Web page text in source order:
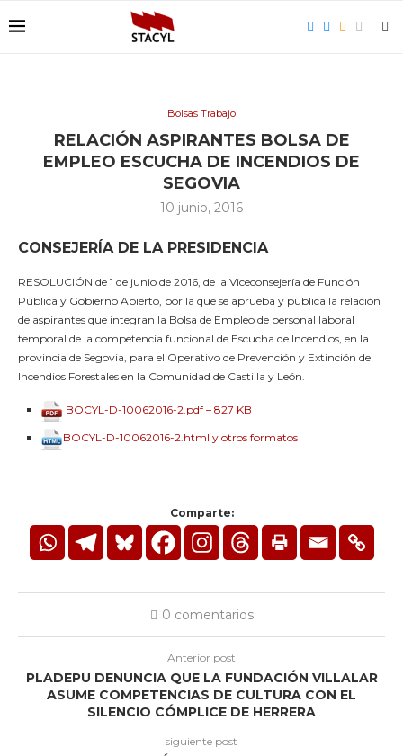
Bolsas Trabajo
RELACIÓN ASPIRANTES BOLSA DE
EMPLEO ESCUCHA DE INCENDIOS DE
SEGOVIA
10 junio, 2016
CONSEJERÍA DE LA PRESIDENCIA
RESOLUCIÓN de 1 de junio de 2016, de la Viceconsejería de Función
Pública y Gobierno Abierto, por la que se aprueba y publica la relación
de aspirantes que integran la Bolsa de Empleo de personal laboral
temporal de la competencia funcional de Escucha de Incendios, en la
provincia de Segovia, para el Operativo de Prevención y Extinción de
Incendios Forestales en la Comunidad de Castilla y León.
BOCYL-D-10062016-2.pdf – 827 KB
BOCYL-D-10062016-2.html y otros formatos
Comparte:
0 comentarios
Anterior post
PLADEPU DENUNCIA QUE LA FUNDACIÓN VILLALAR
ASUME COMPETENCIAS DE CULTURA CON EL
SILENCIO CÓMPLICE DE HERRERA
siguiente post